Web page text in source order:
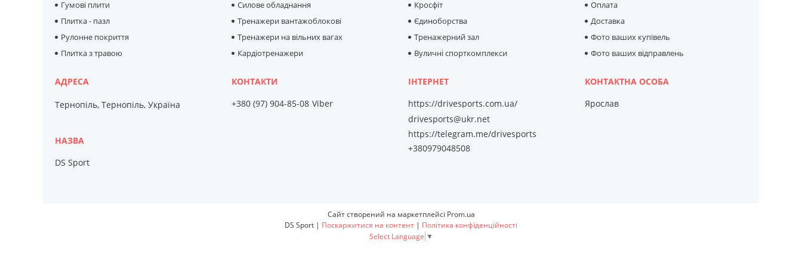
Гумові плити
Плитка - пазл
Рулонне покриття
Плитка з травою
Силове обладнання
Тренажери вантажоблокові
Тренажери на вільних вагах
Кардіотренажери
Кросфіт
Єдиноборства
Тренажерний зал
Вуличні спорткомплекси
Оплата
Доставка
Фото ваших купівель
Фото ваших відправлень
Тернопіль, Тернопіль, Україна
DS Sport
+380 (97) 904-85-08 Viber
https://drivesports.com.ua/
drivesports@ukr.net
https://telegram.me/drivesports
+380979048508
Ярослав
Сайт створений на маркетплейсі Prom.ua
DS Sport | Поскаржитися на контент | Політика конфіденційності
Select Language ▼